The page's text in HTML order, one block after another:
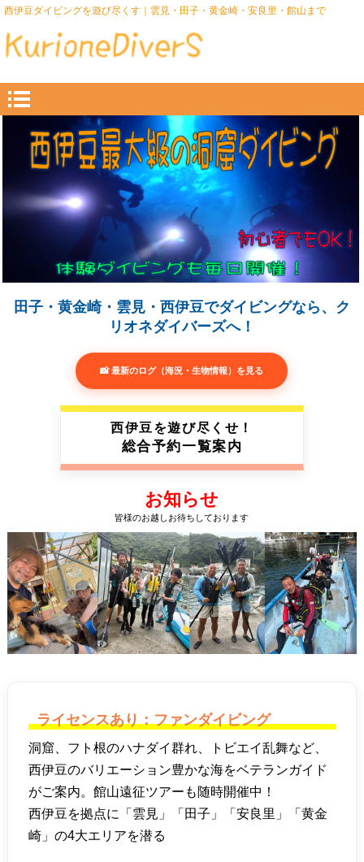
西伊豆ダイビングを遊び尽くす｜雲見・田子・黄金崎・安良里・館山まで
田子・黄金崎・雲見・西伊豆でダイビングなら、ク
リオネダイバーズへ！
📸 最新のログ（海況・生物情報）を見る
西伊豆を遊び尽くせ！
総合予約一覧案内
お知らせ
皆様のお越しお待ちしております
ライセンスあり：ファンダイビング
洞窟、フト根のハナダイ群れ、トビエイ乱舞など、
西伊豆のバリエーション豊かな海をベテランガイド
がご案内。館山遠征ツアーも随時開催中！
西伊豆を拠点に「雲見」「田子」「安良里」「黄金
崎」の4大エリアを潜る